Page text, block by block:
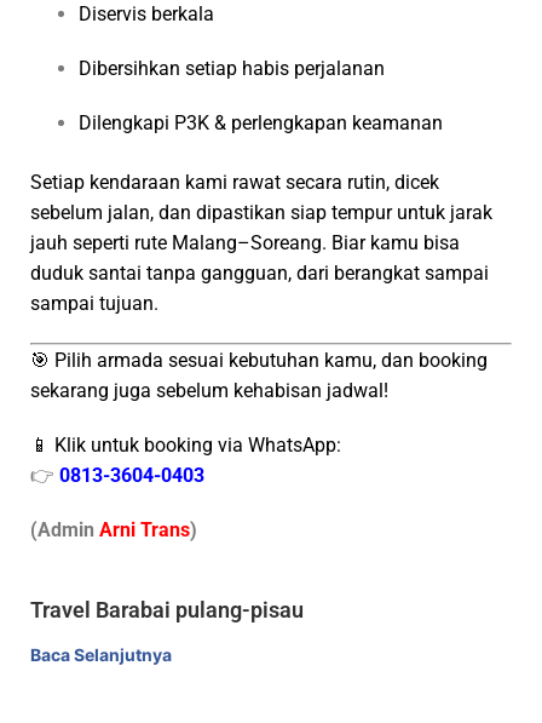
Diservis berkala
Dibersihkan setiap habis perjalanan
Dilengkapi P3K & perlengkapan keamanan
Setiap kendaraan kami rawat secara rutin, dicek
sebelum jalan, dan dipastikan siap tempur untuk jarak
jauh seperti rute Malang–Soreang. Biar kamu bisa
duduk santai tanpa gangguan, dari berangkat sampai
sampai tujuan.
🎯 Pilih armada sesuai kebutuhan kamu, dan booking
sekarang juga sebelum kehabisan jadwal!
📱 Klik untuk booking via WhatsApp:
👉 0813-3604-0403
(Admin Arni Trans)
Travel Barabai pulang-pisau
Baca Selanjutnya